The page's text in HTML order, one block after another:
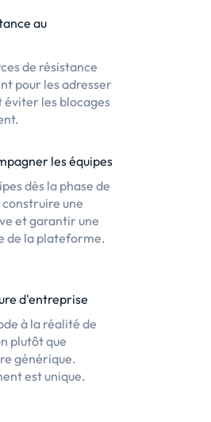
au
de résistance
pour les adresser
les blocages
les équipes
dès la phase de
une
et garantir une
de la plateforme.
d'entreprise
à la réalité de
plutôt que
générique.
est unique.